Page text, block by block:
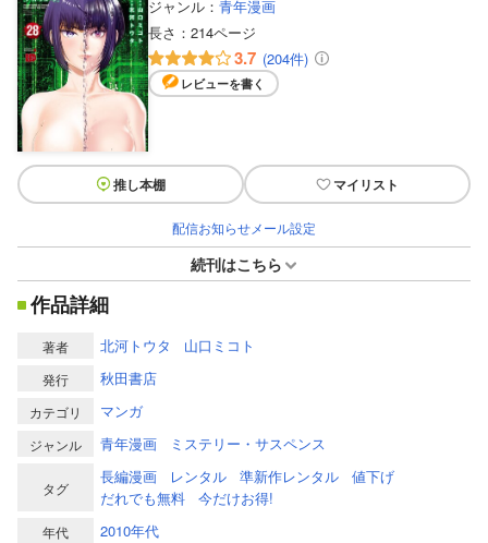
ジャンル： 青年漫画
長さ： 214ページ
3.7 (204件)
レビューを書く
推し本棚 マイリスト
配信お知らせメール設定
続刊はこちら
作品詳細
著者 北河トウタ 山口ミコト
発行 秋田書店
カテゴリ マンガ
ジャンル 青年漫画 ミステリー・サスペンス
タグ
長編漫画 レンタル 準新作レンタル
値下げ
だれでも無料
今だけお得!
年代 2010年代